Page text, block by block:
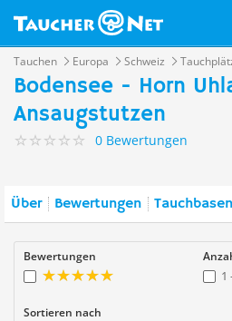
Tauchen Europa Schweiz
Bodensee - Horn
Ansaugstutzen
0 Bewertungen
Über Bewertungen
Bewertungen
1
Sortieren nach